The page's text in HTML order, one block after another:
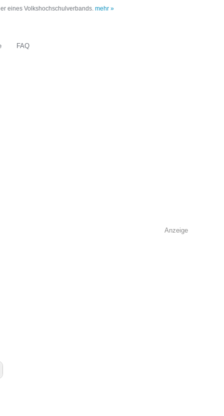
eines Volkshochschulverbands. mehr »
FAQ
Anzeige